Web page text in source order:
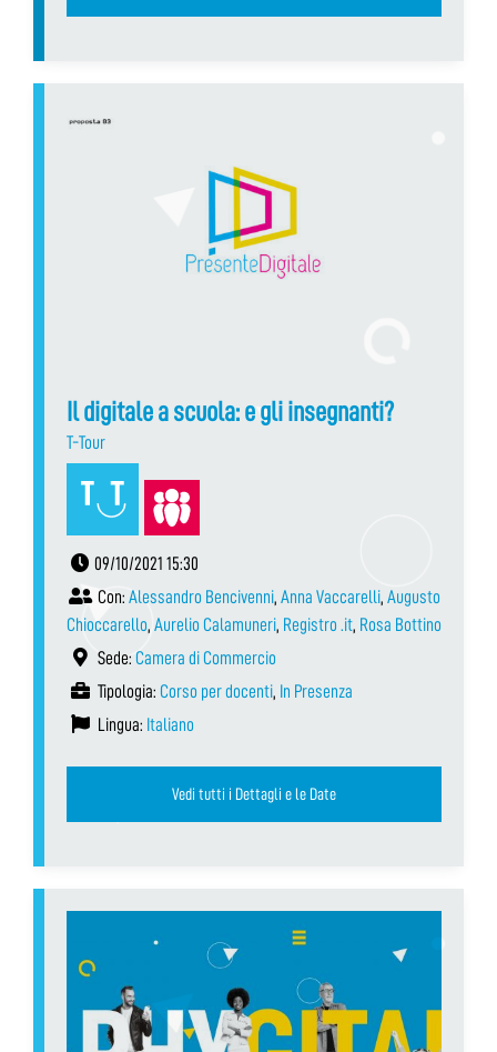
Il digitale a scuola: e gli insegnanti?
T-Tour
09/10/2021 15:30
Con: Alessandro Bencivenni, Anna Vaccarelli, Augusto
Chioccarello, Aurelio Calamuneri, Registro .it, Rosa Bottino
Sede: Camera di Commercio
Tipologia: Corso per docenti, In Presenza
Lingua: Italiano
Vedi tutti i Dettagli e le Date